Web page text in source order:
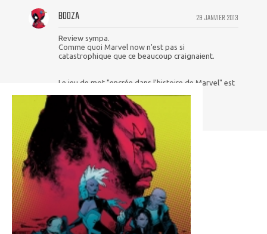
29 JANVIER 2013
BOOZA
Review sympa.
Comme quoi Marvel now n'est pas si
catastrophique que ce beaucoup craignaient.
Le jeu de mot "encrée dans l'histoire de Marvel" est